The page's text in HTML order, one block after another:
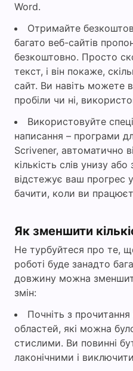
Word.
Отримайте
багато веб-сайтів
безкоштовно. Просто
текст, і він покаже,
сайт. Ви навіть можете
пробіли чи ні,
Використовуйте
написання – програми
Scrivener, автоматично
кількість слів унизу
відстежує ваш прогрес
бачити, коли ви
Як зменшити
Не турбуйтеся про те,
роботі буде занадто
довжину можна
змін:
Почніть з
областей, які можна
стислими. Ви повинні
лаконічними і